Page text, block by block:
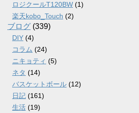
ロジクールT120BW (1)
楽天kobo_Touch (2)
ブログ (339)
DIY (4)
コラム (24)
ニキョティ (5)
ネタ (14)
バスケットボール (12)
日記 (161)
生活 (19)